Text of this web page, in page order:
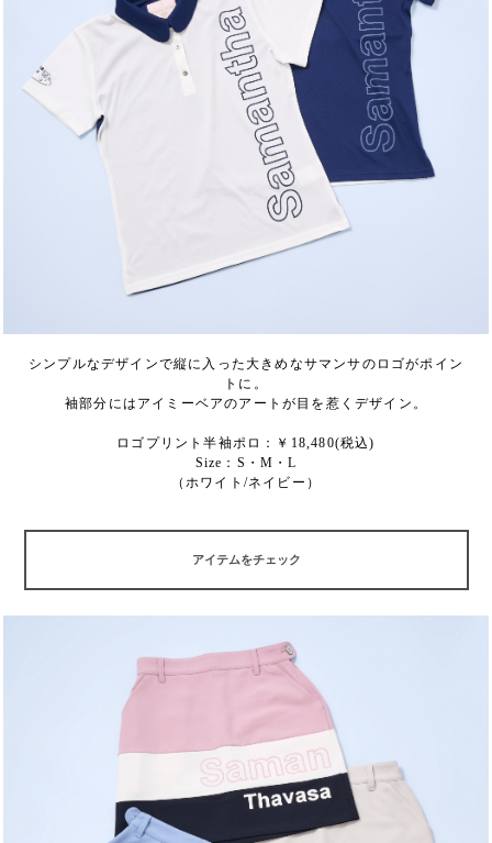
シンプルなデザインで縦に入った大きめなサマンサのロゴがポイン
トに。
袖部分にはアイミーベアのアートが目を惹くデザイン。
ロゴプリント半袖ポロ：￥18,480(税込)
Size：S・M・L
（ホワイト/ネイビー）
アイテムをチェック